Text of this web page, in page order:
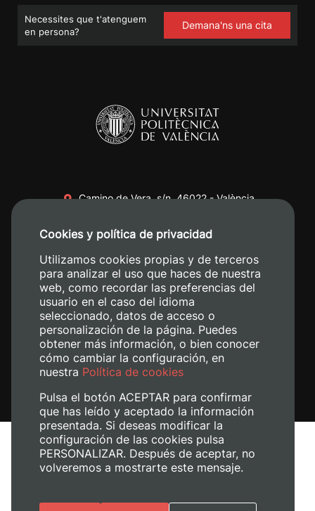
Necessites que t'atenguem
en persona?
Demana'ns una cita
Camino de Vera, s/n. 46022 - València
+34 620 04 00 50
Avís legal
Política de cookies
Gestiona les galetes
Cookies y política de privacidad
Utilizamos cookies propias y de terceros
para analizar el uso que haces de nuestra
web, como recordar las preferencias del
usuario en el caso del idioma
seleccionado, datos de acceso o
personalización de la página. Puedes
obtener más información, o bien conocer
cómo cambiar la configuración, en
nuestra Política de cookies
Pulsa el botón ACEPTAR para confirmar
que has leído y aceptado la información
presentada. Si deseas modificar la
configuración de las cookies pulsa
PERSONALIZAR. Después de aceptar, no
volveremos a mostrarte este mensaje.